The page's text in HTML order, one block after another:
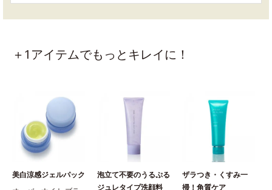
＋1アイテムでもっとキレイに！
美白涼感ジェルパック
泡立て不要のうるぷる
ジュレタイプ洗顔料
ザラつき・くすみ一
掃！角質ケア